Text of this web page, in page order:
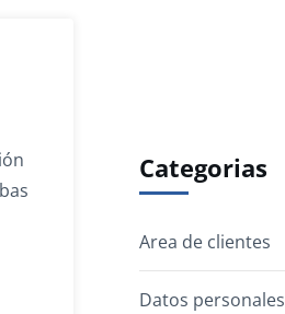
Categorias
Area de clientes
Datos personales